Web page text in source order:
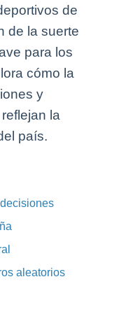
de
de la suerte
para los
cómo la
y
la
país.
aleatorios